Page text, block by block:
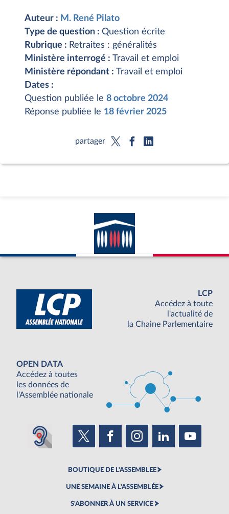
Auteur : M. René Pilato
Type de question : Question écrite
Rubrique : Retraites : généralités
Ministère interrogé : Travail et emploi
Ministère répondant : Travail et emploi
Dates :
Question publiée le 8 octobre 2024
Réponse publiée le 18 février 2025
partager
LCP
Accédez à toute
l'actualité de
la Chaine Parlementaire
OPEN DATA
Accédez à toutes
les données de
l'Assemblée nationale
BOUTIQUE DE L'ASSEMBLEE
UNE SEMAINE À L'ASSEMBLÉE
S'ABONNER À UN SERVICE